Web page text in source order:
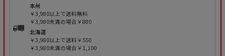
本州
￥3,980以上で送料無料
￥3,980未満の場合￥880
北海道
￥3,980以上で送料￥550
￥3,980未満の場合￥1,100